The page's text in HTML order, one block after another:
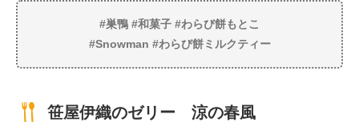
#巣鴨 #和菓子 #わらび餅もとこ
#Snowman #わらび餅ミルクティー
笹屋伊織のゼリー 涼の春風